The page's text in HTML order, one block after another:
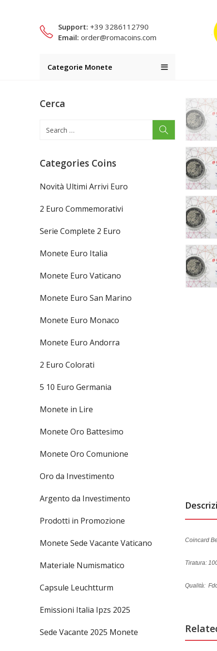
Support: +39 3286112790
Email: order@romacoins.com
Categorie Monete
Coincard
Tiratura:
Qualità:
Cerca
Categories Coins
Novità Ultimi Arrivi Euro
2 Euro Commemorativi
Serie Complete 2 Euro
Monete Euro Italia
Monete Euro Vaticano
Monete Euro San Marino
Monete Euro Monaco
Monete Euro Andorra
2 Euro Colorati
5 10 Euro Germania
Monete in Lire
Monete Oro Battesimo
Monete Oro Comunione
Oro da Investimento
Argento da Investimento
Prodotti in Promozione
Monete Sede Vacante Vaticano
Materiale Numismatico
Capsule Leuchtturm
Emissioni Italia Ipzs 2025
Sede Vacante 2025 Monete